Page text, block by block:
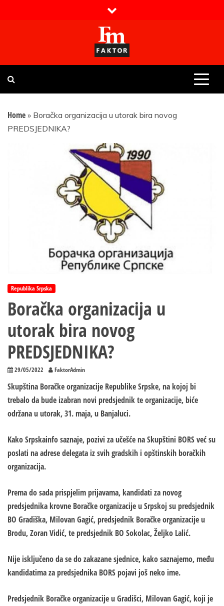
Faktor magazin
Uvijek presudan
Home » Boračka organizacija u utorak bira novog
PREDSJEDNIKA?
Republika Srpska
Boračka organizacija u
utorak bira novog
PREDSJEDNIKA?
29/05/2022 FaktorAdmin
Skupština Boračke organizacije Republike Srpske, na kojoj bi
trebalo da bude izabran novi predsjednik te organizacije, biće
održana u utorak, 31. maja, u Banjaluci.
Kako Srpskainfo saznaje, pozivi za učešće na Skupštini BORS već su
poslati na adrese delegata iz svih gradskih i opštinskih boračkih
organizacija.
Prema do sada prispjelim prijavama, kandidati za novog
predsjednika krovne Boračke organizacije u Srpskoj su predsjednik
BO Gradiška, Milovan Gagić, predsjednik Boračke organizacije u
Brodu, Zoran Vidić, te predsjednik BO Sokolac, Željko Lalić.
Nije isključeno da se do zakazane sjednice, kako saznajemo, među
kandidatima za predsjednika BORS pojavi još neko ime.
Predsjednik Boračke organizacije u Gradišci, Milovan Gagić, koji je